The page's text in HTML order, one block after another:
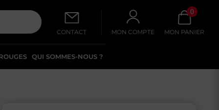
CONTACT
QUI SOMMES-NOUS ?
MON COMPTE
0
MON PANIER